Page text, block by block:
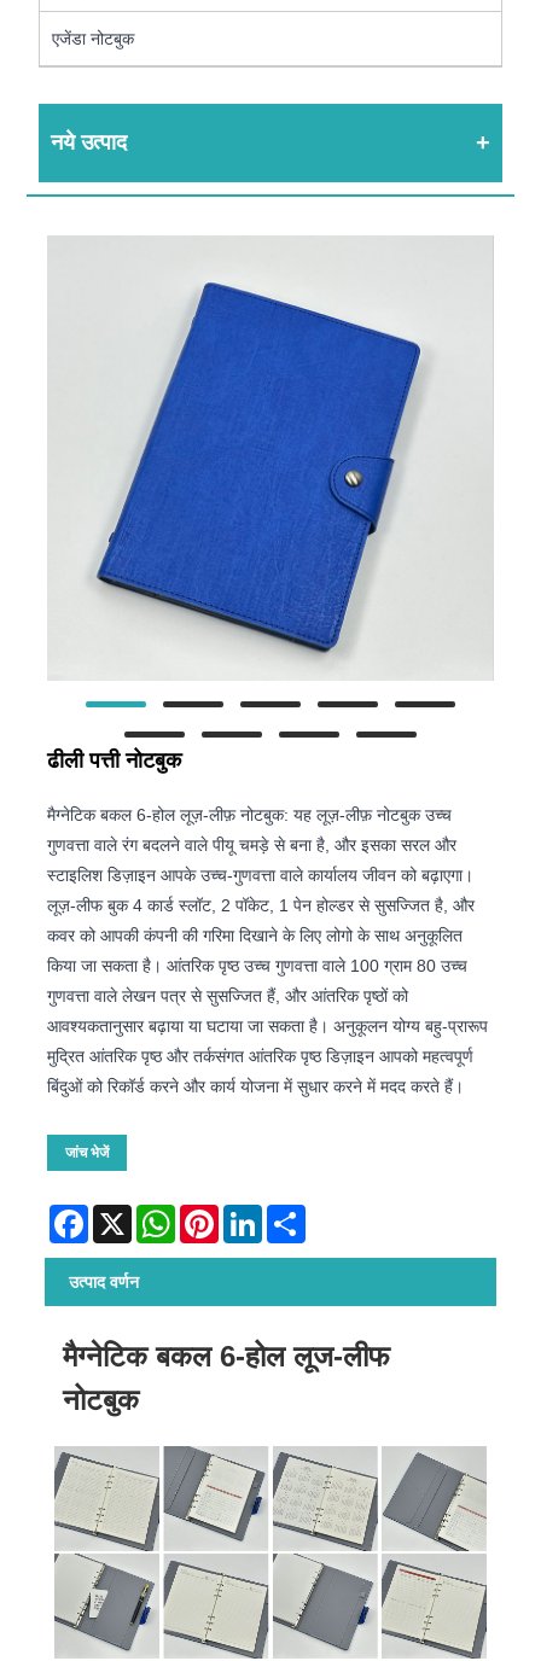
एजेंडा नोटबुक
नये उत्पाद
ढीली पत्ती नोटबुक
मैग्नेटिक बकल 6-होल लूज़-लीफ़ नोटबुक: यह लूज़-लीफ़ नोटबुक उच्च
गुणवत्ता वाले रंग बदलने वाले पीयू चमड़े से बना है, और इसका सरल और
स्टाइलिश डिज़ाइन आपके उच्च-गुणवत्ता वाले कार्यालय जीवन को बढ़ाएगा।
लूज़-लीफ बुक 4 कार्ड स्लॉट, 2 पॉकेट, 1 पेन होल्डर से सुसज्जित है, और
कवर को आपकी कंपनी की गरिमा दिखाने के लिए लोगो के साथ अनुकूलित
किया जा सकता है। आंतरिक पृष्ठ उच्च गुणवत्ता वाले 100 ग्राम 80 उच्च
गुणवत्ता वाले लेखन पत्र से सुसज्जित हैं, और आंतरिक पृष्ठों को
आवश्यकतानुसार बढ़ाया या घटाया जा सकता है। अनुकूलन योग्य बहु-प्रारूप
मुद्रित आंतरिक पृष्ठ और तर्कसंगत आंतरिक पृष्ठ डिज़ाइन आपको महत्वपूर्ण
बिंदुओं को रिकॉर्ड करने और कार्य योजना में सुधार करने में मदद करते हैं।
जांच भेजें
Facebook
X WhatsAppPinterestLinkedIn
उत्पाद वर्णन
मैग्नेटिक बकल 6-होल लूज-लीफ
नोटबुक